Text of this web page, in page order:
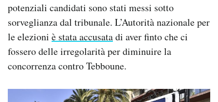
potenziali candidati sono stati messi sotto
sorveglianza dal tribunale. L’Autorità nazionale per
le elezioni è stata accusatadi aver finto che ci
fossero delle irregolarità per diminuire la
concorrenza contro Tebboune.